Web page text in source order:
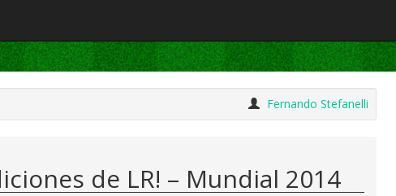
Fernando Stefanelli
de LR! – Mundial 2014